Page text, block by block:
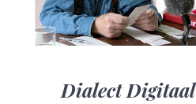
Dialect Digitaal